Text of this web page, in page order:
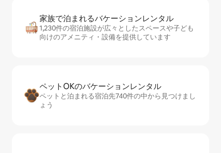
家族で泊まれるバ⁠ケ⁠ー⁠シ⁠ョ⁠ンレ⁠ン⁠タ⁠ル
1,230件の宿泊施設が広々としたスペースや子ども
向けのアメニティ・設備を提供しています
ペットOKのバ⁠ケ⁠ー⁠シ⁠ョ⁠ンレ⁠ン⁠タ⁠ル
ペットと泊まれる宿泊先740件の中から見つけまし
ょう